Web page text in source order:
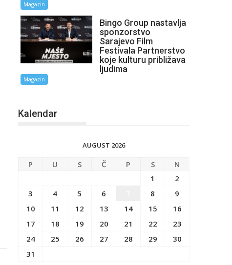
Magazin
Bingo Group nastavlja
sponzorstvo
Sarajevo Film
Festivala Partnerstvo
koje kulturu približava
ljudima
Magazin
Kalendar
AUGUST 2026
P U S Č P S
N
1
2
3
4 5 6 8
9
10
11 12 13 14 15
16
17
18 19 20 21 22
23
24
25 26 27 28 29
30
31